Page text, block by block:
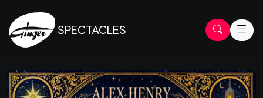
SPECTACLES